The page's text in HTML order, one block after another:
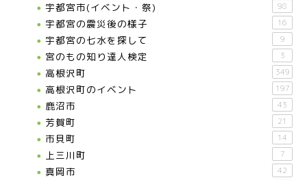
宇都宮市(イベント・祭) 98
宇都宮の震災後の様子 16
宇都宮の七水を探して 9
宮のもの知り達人検定 3
高根沢町 349
高根沢町のイベント 197
鹿沼市 43
芳賀町 21
市貝町 14
上三川町 7
真岡市 42